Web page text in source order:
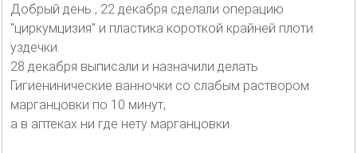
Добрый день , 22 декабря сделали операцию
"циркумцизия" и пластика короткой крайней плоти
уздечки.
28 декабря выписали и назначили делать
Гигиенинические ванночки со слабым раствором
марганцовки по 10 минут,
а в аптеках ни где нету марганцовки.